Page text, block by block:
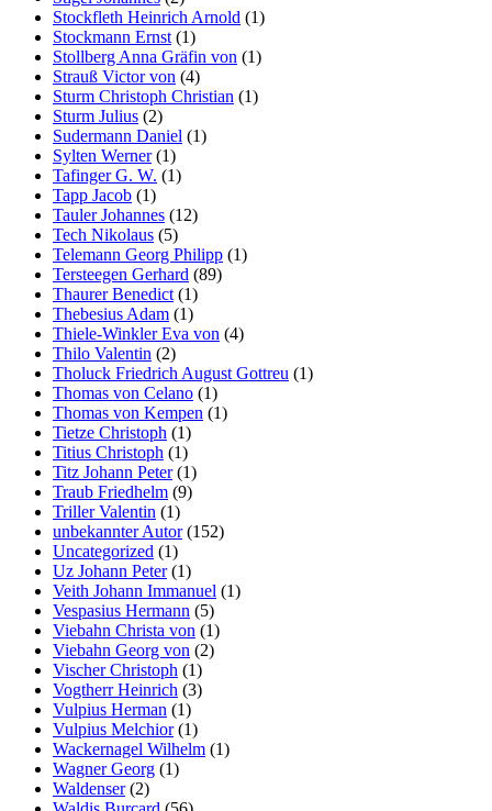
Stockfleth Heinrich Arnold (1)
Stockmann Ernst (1)
Stollberg Anna Gräfin von (1)
Strauß Victor von (4)
Sturm Christoph Christian (1)
Sturm Julius (2)
Sudermann Daniel (1)
Sylten Werner(1)
Tafinger G. W. (1)
Tapp Jacob (1)
Tauler Johannes (12)
Tech Nikolaus (5)
Telemann Georg Philipp (1)
Tersteegen Gerhard (89)
Thaurer Benedict (1)
Thebesius Adam (1)
Thiele-Winkler Eva von (4)
Thilo Valentin (2)
Tholuck Friedrich August Gottreu (1)
Thomas von Celano (1)
Thomas von Kempen (1)
Tietze Christoph (1)
Titius Christoph (1)
Titz Johann Peter(1)
Traub Friedhelm (9)
Triller Valentin (1)
unbekannter Autor(152)
Uncategorized (1)
Uz Johann Peter(1)
Veith Johann Immanuel (1)
Vespasius Hermann (5)
Viebahn Christa von (1)
Viebahn Georg von (2)
Vischer Christoph (1)
Vogtherr Heinrich (3)
Vulpius Herman (1)
Vulpius Melchior(1)
Wackernagel Wilhelm (1)
Wagner Georg (1)
Waldenser(2)